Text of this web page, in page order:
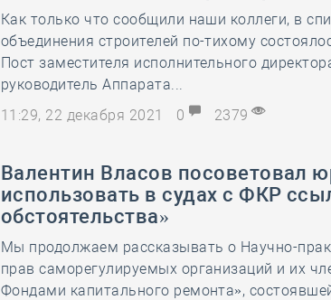
Как только что сообщили наши коллеги, в
объединения строителей по-тихому
Пост заместителя исполнительного
руководитель Аппарата...
11:29, 22 декабря 2021
0 2379
Валентин Власов посоветовал
использовать в судах с ФКР
обстоятельства»
Мы продолжаем рассказывать о Научно-
прав саморегулируемых организаций и их
Фондами капитального ремонта»,